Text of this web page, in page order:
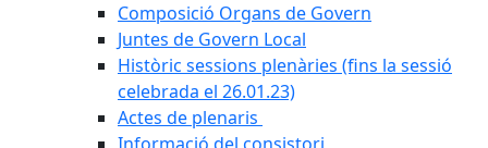
Composició Organs de Govern
Juntes de Govern Local
Històric sessions plenàries (fins la sessió
celebrada el 26.01.23)
Actes de plenaris